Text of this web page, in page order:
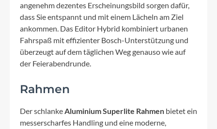
angenehm dezentes Erscheinungsbild sorgen dafür,
dass Sie entspannt und mit einem Lächeln am Ziel
ankommen. Das Editor Hybrid kombiniert urbanen
Fahrspaß mit effizienter Bosch-Unterstützung und
überzeugt auf dem täglichen Weg genauso wie auf
der Feierabendrunde.
Rahmen
Der schlankeAluminium Superlite Rahmen bietet ein
messerscharfes Handling und eine moderne,